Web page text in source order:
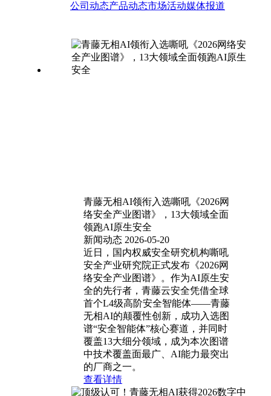
公司动态产品动态市场活动媒体报道
青藤无相AI领衔入选嘶吼《2026网
络安全产业图谱》，13大领域全面
领跑AI原生安全
新闻动态 2026-05-20
近日，国内权威安全研究机构嘶吼
安全产业研究院正式发布《2026网
络安全产业图谱》。作为AI原生安
全的先行者，青藤云安全凭借全球
首个L4级高阶安全智能体——青藤
无相AI的颠覆性创新，成功入选图
谱“安全智能体”核心赛道，并同时
覆盖13大细分领域，成为本次图谱
中技术覆盖面最广、AI能力最突出
的厂商之一。
查看详情